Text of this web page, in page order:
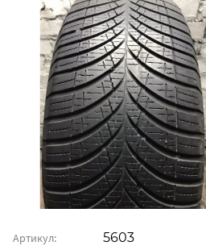
Артикул: 5603